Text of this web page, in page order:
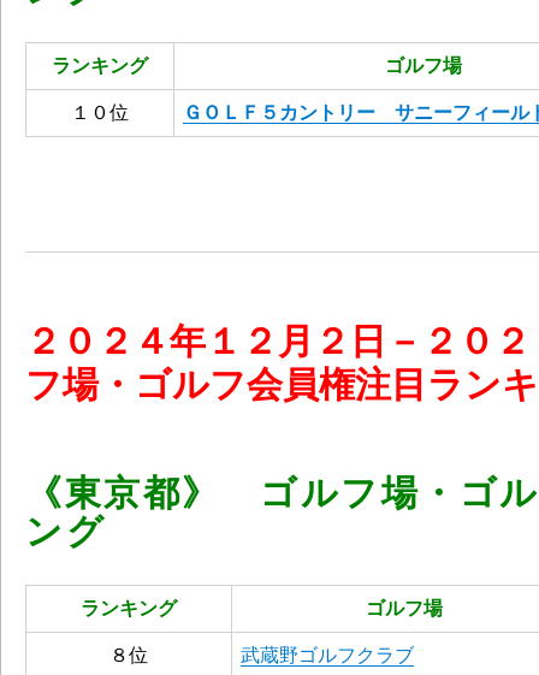
ランキング ゴルフ場
１０位 ＧＯＬＦ５カントリー サニーフィール
２０ ２４年１２ 月２ 日－２０
フ場・ゴルフ会員権注目ラン
《東京都》 ゴルフ場・ゴ
ング
ランキング ゴルフ場
８位 武蔵野ゴルフクラブ